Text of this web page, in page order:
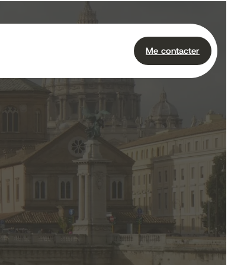
Me contacter